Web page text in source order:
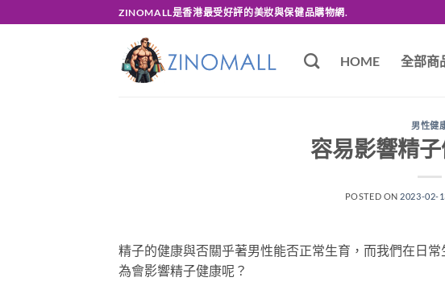
to
ZINOMALL是香港最受好評的美妝與保健品購物網.
HOME 全部商
男性健
容易影響精
POSTED ON 2023-02-
精子的健康與否關乎著男性能否正常生育，而我們在日
為會影響精子健康呢？